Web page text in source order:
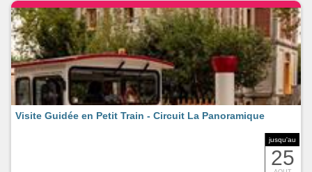
jusqu'au
25
Visite Guidée en Petit Train - Circuit La Panoramique